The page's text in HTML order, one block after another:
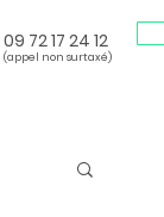
09 72 17 24 12
(appel non surtaxé)